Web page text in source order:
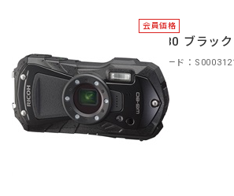
会員価格
WG-80 ブラック
商品コード：